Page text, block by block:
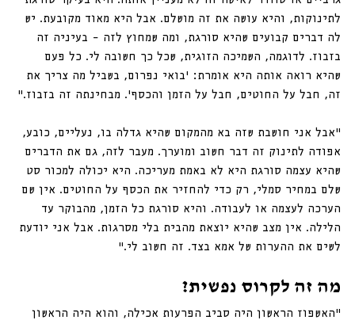
לתינוקות, והיא עושה את זה מושלם. אבל היא מאוד מקובעת. יש
לה דברים קבועים שהיא סורגת, ומה שמחוץ לזה – בעיניה זה
בזבוז. לדוגמה, השמיכה הזוגית, שכל כך חשובה לי. כל פעם
שהיא רואה אותה היא אומרת: ׳בואי נפרום, בשביל מה צריך את
זה, חבל על החוטים, חבל על הזמן והכסף׳. מבחינתה זה בזבוז.״
״אבל אני חושבת שזה בא מהמקום שהיא גדלה בו, נעליים, כובע,
אפודה לתינוק זה דבר חשוב ומוערך. מעבר לזה, גם את הדברים
שהיא עצמה סורגת היא לא באמת מעריכה. היא יכולה למכור סט
שלם במחיר סמלי, רק כדי להחזיר את הכסף על החוטים. אין שם
הערכה לעצמה או לעבודה. והיא סורגת כל הזמן, מהבוקר עד
הלילה. אין מצב שהיא יוצאת מהבית בלי מסרגות. אבל אני יודעת
לשים את ההערות של אמא בצד. זה חשוב לי.״
מה זה לקרוס נפשית?
״האשפוז הראשון היה סביב הפרעות אכילה, והוא היה הראשון